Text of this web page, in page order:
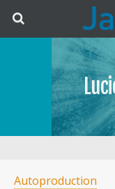
Autoproduction